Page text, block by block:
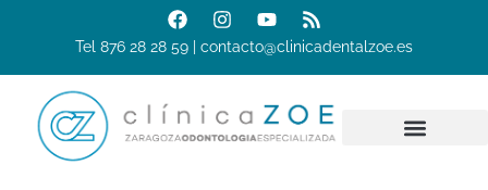
Tel 876 28 28 59 | contacto@clinicadentalzoe.es